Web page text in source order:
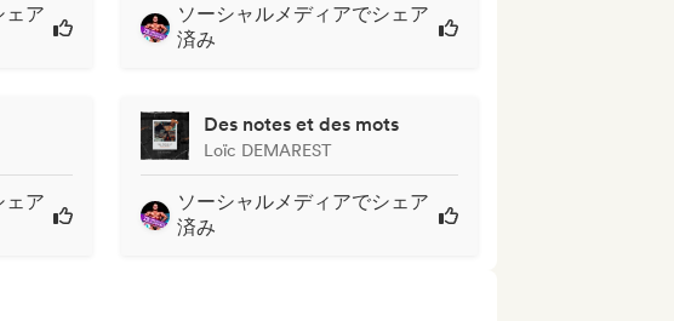
ェア
ソーシャルメディアでシェア
済み
ェア
Des notes et des mots
Loïc DEMAREST
ソーシャルメディアでシェア
済み